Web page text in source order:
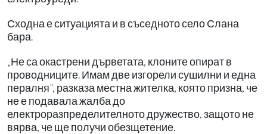
Сходна е ситуацията и в съседното село Слана
бара.
„Не са окастрени дърветата, клоните опират в
проводниците. Имам две изгорели сушилни и една
пералня", разказа местна жителка, която призна, че
не е подавала жалба до
електроразпределителното дружество, защото не
вярва, че ще получи обезщетение.